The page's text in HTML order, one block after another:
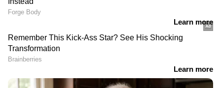
DOWNLOAD APP
ഇന്ത്യയിലെയും ലോകമെമ്പാടുമുള്ള എല്ലാ
India News
Malayalam News
തത്സമയ അപ്‌ഡേറ്റുകളും ആഴത്തിലുള്ള